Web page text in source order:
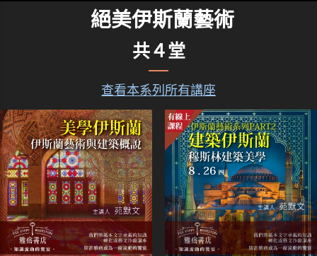
絕美伊斯蘭藝術
共４堂
查看本系列所有講座